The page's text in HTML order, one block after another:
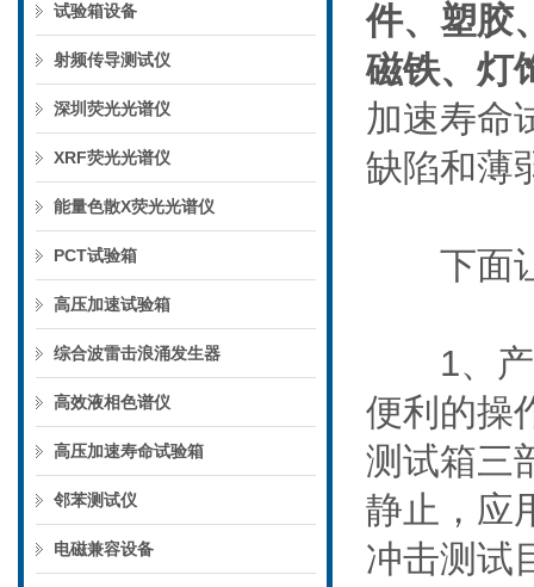
试验箱设备
射频传导测试仪
深圳荧光光谱仪
XRF荧光光谱仪
能量色散X荧光光谱仪
PCT试验箱
高压加速试验箱
综合波雷击浪涌发生器
高效液相色谱仪
高压加速寿命试验箱
邻苯测试仪
电磁兼容设备
件、塑胶
磁铁、灯
加速寿命
缺陷和薄
下面让
1、产
便利的操
测试箱三
静止，应
冲击测试